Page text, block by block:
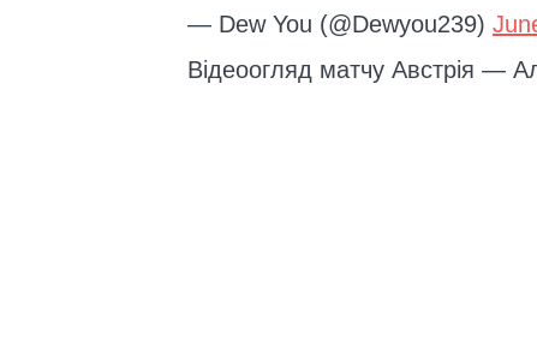
— Dew You (@Dewyou239)
Відеоогляд матчу Австрія —